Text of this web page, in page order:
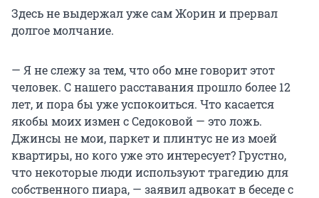
Здесь не выдержал уже сам Жорин и прервал
долгое молчание.
— Я не слежу за тем, что обо мне говорит этот
человек. С нашего расставания прошло более 12
лет, и пора бы уже успокоиться. Что касается
якобы моих измен с Седоковой — это ложь.
Джинсы не мои, паркет и плинтус не из моей
квартиры, но кого уже это интересует? Грустно,
что некоторые люди используют трагедию для
собственного пиара, — заявил адвокат в беседе с